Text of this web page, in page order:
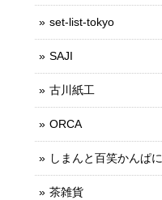
set-list-tokyo
SAJI
古川紙工
ORCA
しまんと百笑かんぱに
茶雑貨